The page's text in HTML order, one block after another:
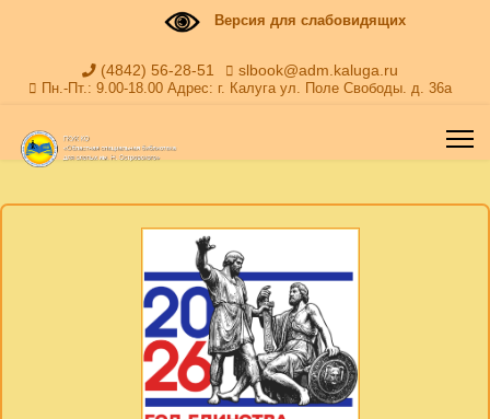
Версия для слабовидящих
(4842) 56-28-51 slbook@adm.kaluga.ru
Пн.-Пт.: 9.00-18.00 Адрес: г. Калуга ул. Поле Свободы. д. 36а